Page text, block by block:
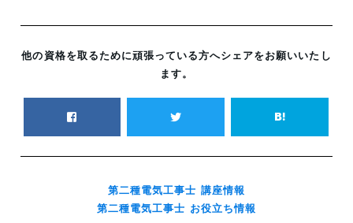
他の資格を取るために頑張っている方へシェアをお願いいたし
ます。
第二種電気工事士 講座情報
第二種電気工事士 お役立ち情報